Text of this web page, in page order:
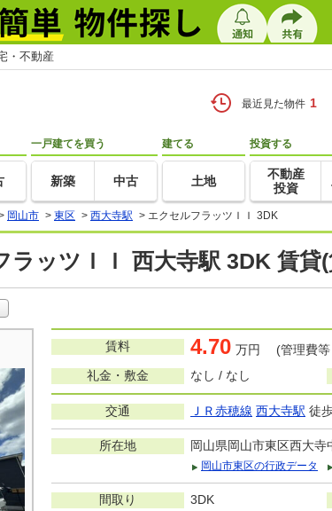
・不動産
最近見た物件 1
一戸建てを買う
新築 中古
建てる
土地
投資する
不動産
投資
岡山市 > 東区 > 西大寺駅 > エクセルフラッツＩＩ 3DK
ラッツＩＩ 西大寺駅 3DK 賃
賃料 4.70 万円 (管理費等
礼金・敷金
なし / なし
交通 ＪＲ赤穂線 西大寺駅 徒
所在地 岡山県岡山市東区西大寺
岡山市東区の行政データ
間取り 3DK